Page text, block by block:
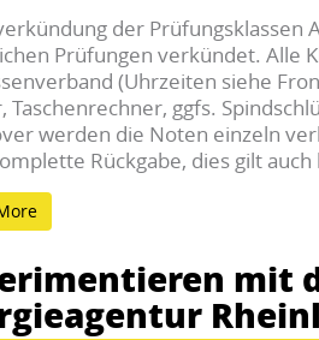
der Prüfungsklassen
Prüfungen verkündet. Alle
(Uhrzeiten siehe
Taschenrechner, ggfs.
werden die Noten einzeln
Rückgabe, dies gilt
mit